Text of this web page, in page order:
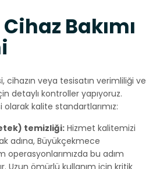
Bakımı
cihazın veya tesisatın verimliliği ve
detaylı kontroller yapıyoruz.
kalite standartlarımız:
temizliği: Hizmet kalitemizi
adına, Büyükçekmece
operasyonlarımızda bu adım